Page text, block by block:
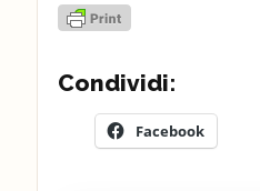
Condividi:
Facebook